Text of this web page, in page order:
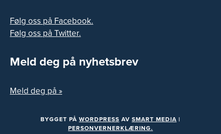
Følg oss på Facebook.
Følg oss på Twitter.
Meld deg på nyhetsbrev
Meld deg på »
BYGGET PÅ WORDPRESS AV SMART MEDIA |
PERSONVERNERKLÆRING.